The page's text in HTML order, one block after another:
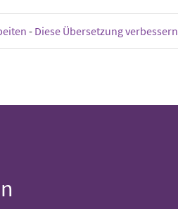
- Diese Übersetzung verbessern